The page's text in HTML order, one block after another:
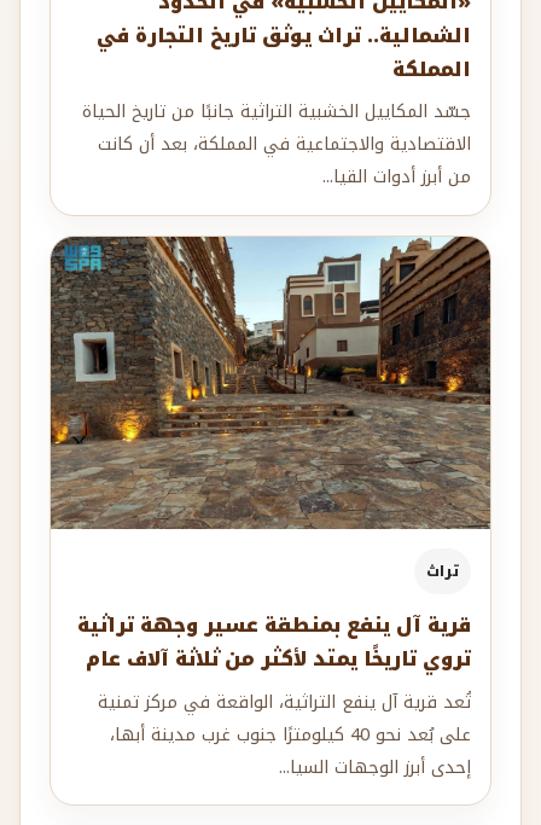
الشمالية.. تراث يوثق تاريخ التجارة في
المملكة
جسّد المكاييل الخشبية التراثية جانبًا من تاريخ الحياة
الاقتصادية والاجتماعية في المملكة، بعد أن كانت
من أبرز أدوات القيا...
تراث
قرية آل ينفع بمنطقة عسير وجهة تراثية
تروي تاريخًا يمتد لأكثر من ثلاثة آلاف عام
تُعد قرية آل ينفع التراثية، الواقعة في مركز تمنية
على بُعد نحو 40 كيلومترًا جنوب غرب مدينة أبها،
إحدى أبرز الوجهات السيا...